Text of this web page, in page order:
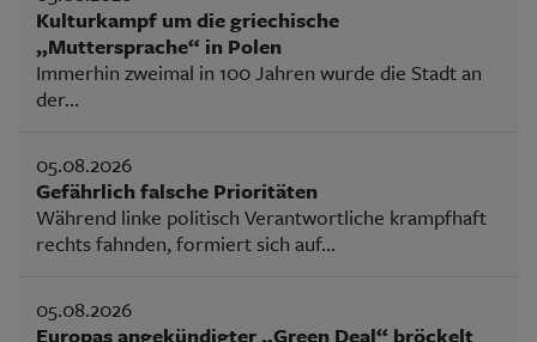
Kulturkampf um die griechische
„Muttersprache“ in Polen
Immerhin zweimal in 100 Jahren wurde die Stadt an
der...
05.08.2026
Gefährlich falsche Prioritäten
Während linke politisch Verantwortliche krampfhaft
rechts fahnden, formiert sich auf...
05.08.2026
Europas angekündigter „Green Deal“ bröckelt